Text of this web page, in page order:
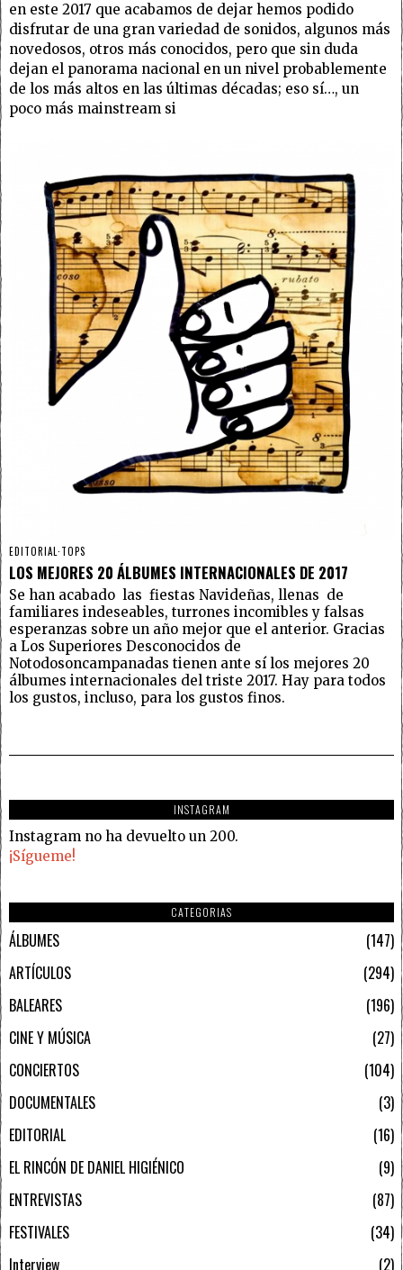
en este 2017 que acabamos de dejar hemos podido
disfrutar de una gran variedad de sonidos, algunos más
novedosos, otros más conocidos, pero que sin duda
dejan el panorama nacional en un nivel probablemente
de los más altos en las últimas décadas; eso sí…, un
poco más mainstream si
EDITORIAL·TOPS
LOS MEJORES 20 ÁLBUMES INTERNACIONALES DE 2017
Se han acabado las fiestas Navideñas, llenas de
familiares indeseables, turrones incomibles y falsas
esperanzas sobre un año mejor que el anterior. Gracias
a Los Superiores Desconocidos de
Notodosoncampanadas tienen ante sí los mejores 20
álbumes internacionales del triste 2017. Hay para todos
los gustos, incluso, para los gustos finos.
INSTAGRAM
Instagram no ha devuelto un 200.
¡Sígueme!
CATEGORIAS
ÁLBUMES
147
ARTÍCULOS
294
BALEARES
196
CINE Y MÚSICA
27
CONCIERTOS
104
DOCUMENTALES
3
EDITORIAL
16
EL RINCÓN DE DANIEL HIGIÉNICO
9
ENTREVISTAS
87
FESTIVALES
34
Interview
2